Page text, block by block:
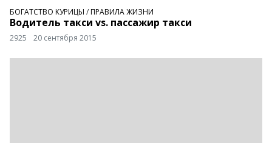
БОГАТСТВО КУРИЦЫ /ПРАВИЛА ЖИЗНИ
Водитель такси vs. пассажир такси
2925 20 сентября 2015